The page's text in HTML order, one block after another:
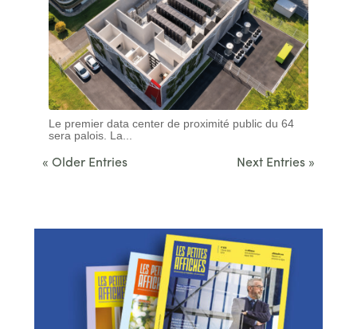
Le premier data center de proximité public du 64
sera palois. La...
« Older Entries Next Entries »